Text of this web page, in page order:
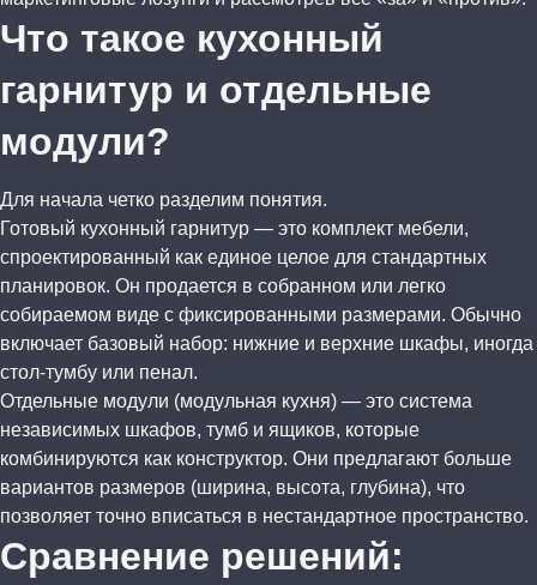
Что такое кухонный
гарнитур и отдельные
модули?
Для начала четко разделим понятия.
Готовый кухонный гарнитур — это комплект мебели,
спроектированный как единое целое для стандартных
планировок. Он продается в собранном или легко
собираемом виде с фиксированными размерами. Обычно
включает базовый набор: нижние и верхние шкафы, иногда
стол-тумбу или пенал.
Отдельные модули (модульная кухня) — это система
независимых шкафов, тумб и ящиков, которые
комбинируются как конструктор. Они предлагают больше
вариантов размеров (ширина, высота, глубина), что
позволяет точно вписаться в нестандартное пространство.
Сравнение решений: